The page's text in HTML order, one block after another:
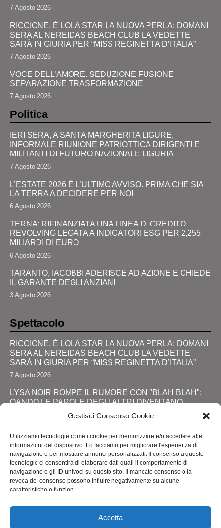
Gestisci Consenso Cookie
Utilizziamo tecnologie come i cookie per memorizzare e/o accedere alle
informazioni del dispositivo. Lo facciamo per migliorare l'esperienza di
navigazione e per mostrare annunci personalizzati. Il consenso a queste
tecnologie ci consentirà di elaborare dati quali il comportamento di
navigazione o gli ID univoci su questo sito. Il mancato consenso o la
revoca del consenso possono influire negativamente su alcune
caratteristiche e funzioni.
Accetta
7 Agosto 2026
RICCIONE, È LOLA STAR LA NUOVA PERLA: DOMANI
SERA AL NEREIDAS BEACH CLUB LA VEDETTE
SARÀ IN GIURIA PER “MISS REGINETTA D’ITALIA”
7 Agosto 2026
VOCE DELL’AMORE. SEDUZIONE FUSIONE
SEPARAZIONE TRASFORMAZIONE
7 Agosto 2026
Politica
IERI SERA, A SANTA MARGHERITA LIGURE,
INFORMALE RIUNIONE PATRIOTTICA DIRIGENTI E
MILITANTI DI FUTURO NAZIONALE LIGURIA
7 Agosto 2026
L’ESTATE 2026 È L’ULTIMO AVVISO. PRIMA CHE SIA
LA TERRA A DECIDERE PER NOI
6 Agosto 2026
TERNA: RIFINANZIATA UNA LINEA DI CREDITO
REVOLVING LEGATA A INDICATORI ESG PER 2,255
MILIARDI DI EURO
6 Agosto 2026
TARANTO, IACOBBI ADERISCE AD AZIONE E CHIEDE
IL GARANTE DEGLI ANZIANI
3 Agosto 2026
Spettacolo
RICCIONE, È LOLA STAR LA NUOVA PERLA: DOMANI
SERA AL NEREIDAS BEACH CLUB LA VEDETTE
SARÀ IN GIURIA PER “MISS REGINETTA D’ITALIA”
7 Agosto 2026
LYSA NOIR ROMPE IL RUMORE CON "BLAH BLAH":
QANDO LE PAROLE DEGLI ALTRI DIVENTANO
JOHNNY DEPP RITORNA DA PROTAGONISTA: IL
GRANDE SHOW AL COMIC-CON E LA SVOLTA
DEFINITIVA!
24 Luglio 2026
RIMINI, LOLA STAR “ANTICIPA” IL PRIDE CON UNA
MAREBELLO A MIRAMARE